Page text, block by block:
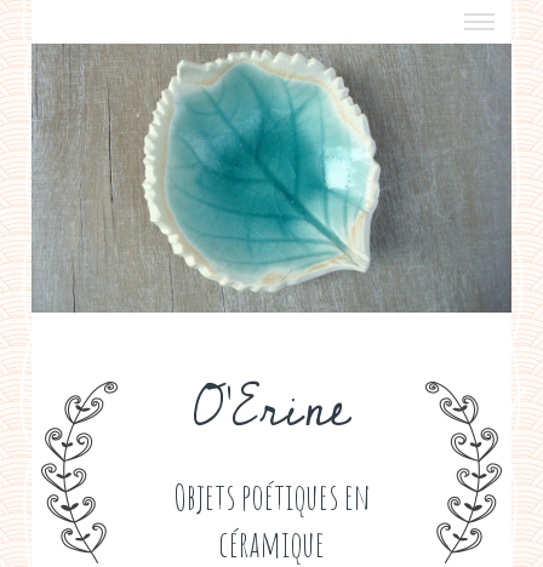
O'Erine
Objets poétiques en
céramique
a propos
boutiques de créateurs
contact
politique de confidentialité